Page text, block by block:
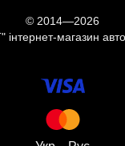
© 2014—2026
інтернет-магазин